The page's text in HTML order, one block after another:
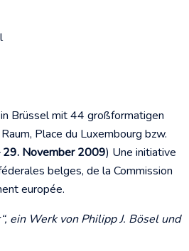
Brüssel mit 44 großformatigen
Place du Luxembourg bzw.
29. November 2009) Une initiative
belges, de la Commission
europée.
ein Werk von Philipp J. Bösel und